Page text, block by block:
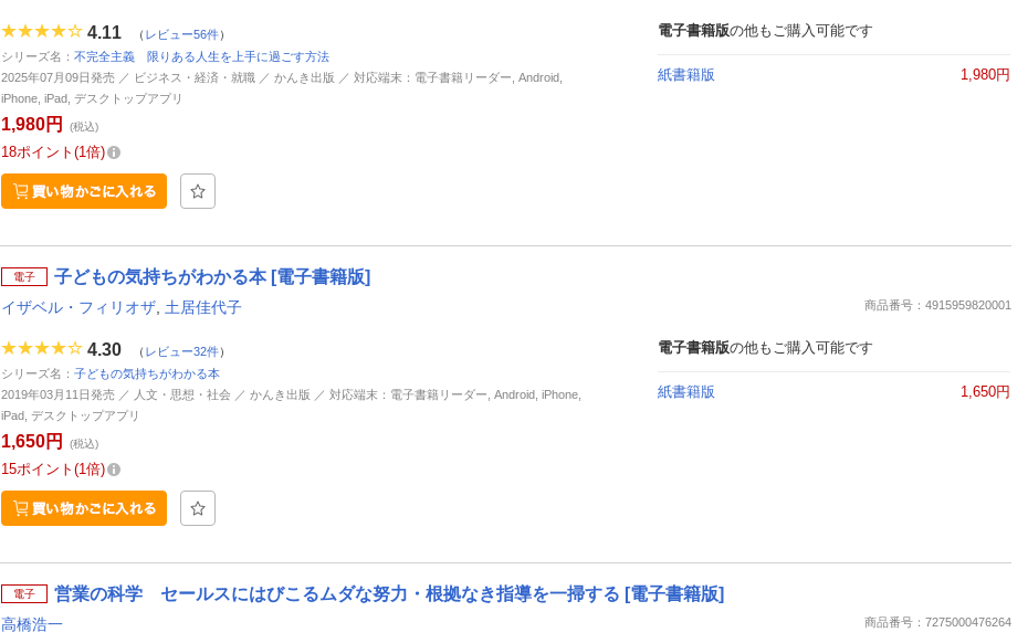
4.11 （ レビュー56件）
シリーズ名： 不完全主義 限りある人生を上手に過ごす方法
2025年07月09日発売 ／ ビジネス・経済・就職 ／ かんき出版 ／ 対応端末：電子書籍リーダー, Android,
iPhone, iPad, デスクトップアプリ
1,980円 (税込)
18ポイント 1倍
電子書籍版の他もご購入可能です
紙書籍版 1,980円
電子 子どもの気持ちがわかる本 [電子書籍版]
イザベル・フィリオザ 土居佳代子 商品番号：4915959820001
4.30 （ レビュー32件）
シリーズ名： 子どもの気持ちがわかる本
2019年03月11日発売 ／ 人文・思想・社会 ／ かんき出版 ／ 対応端末：電子書籍リーダー, Android, iPhone,
iPad, デスクトップアプリ
1,650円 (税込)
15ポイント 1倍
電子書籍版の他もご購入可能です
紙書籍版 1,650円
電子 営業の科学 セールスにはびこるムダな努力・根拠なき指導を一掃する [電子書籍版]
高橋浩一 商品番号：7275000476264